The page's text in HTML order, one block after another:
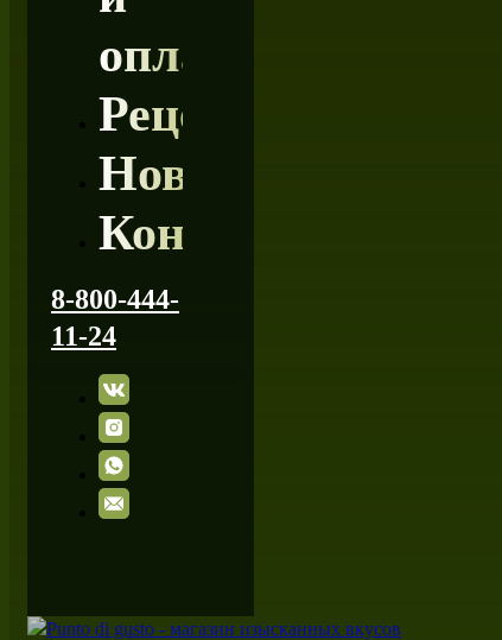
оплата
Рецепты
Новости
Контакты
8-800-444-
11-24